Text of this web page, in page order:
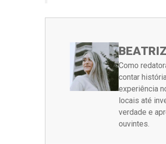
Como
contar
experiência
locais até
verdade e
ouvintes.